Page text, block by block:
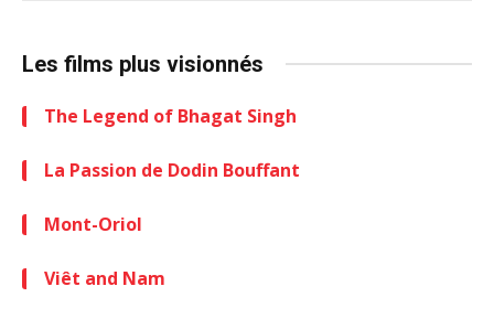
Les films plus visionnés
The Legend of Bhagat Singh
La Passion de Dodin Bouffant
Mont-Oriol
Viêt and Nam